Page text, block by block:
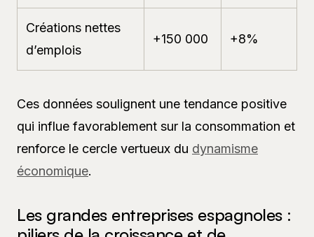
Créations nettes
d’emplois
+150 000 +8%
Ces données soulignent une tendance positive
qui influe favorablement sur la consommation et
renforce le cercle vertueux du dynamisme
économique.
Les grandes entreprises espagnoles :